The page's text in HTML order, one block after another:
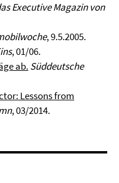
Executive Magazin von
, 9.5.2005.
, 01/06.
ab. Süddeutsche
Lessons from
, 03/2014.